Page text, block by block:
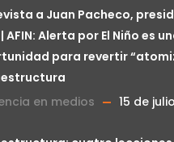
a Juan Pacheco,
| AFIN: Alerta por El Niño es
para revertir
en medios
15 de